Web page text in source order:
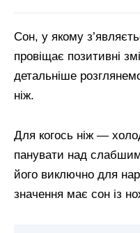
Сон, у якому
провіщає позитивні
детальніше
ніж.
Для когось ніж —
панувати над
його виключно для
значення має сон із